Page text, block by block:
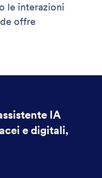
le interazioni
offre
IA
e digitali,